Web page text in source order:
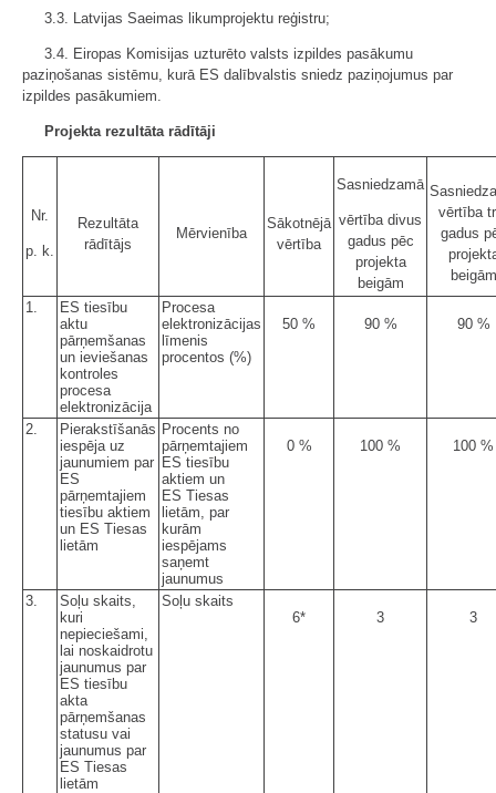
3.3. Latvijas Saeimas likumprojektu reģistru;
3.4. Eiropas Komisijas uzturēto valsts izpildes pasākumu
paziņošanas sistēmu, kurā ES dalībvalstis sniedz paziņojumus par
izpildes pasākumiem.
Projekta rezultāta rādītāji
Nr.
p. k.
Rezultāta
rādītājs
Mērvienība
Sākotnējā
vērtība
Sasniedzamā
vērtība divus
gadus pēc
projekta
beigām
vērtība
gadus
beigām
1.
ES tiesību
aktu
pārņemšanas
un ieviešanas
kontroles
procesa
elektronizācija
Procesa
elektronizācijas
līmenis
procentos (%)
50 % 90 % 90 %
2.
Pierakstīšanās
iespēja uz
jaunumiem par
ES
pārņemtajiem
tiesību aktiem
un ES Tiesas
lietām
Procents no
pārņemtajiem
ES tiesību
aktiem un
ES Tiesas
lietām, par
kurām
iespējams
saņemt
jaunumus
0 % 100 % 100 %
3.
Soļu skaits,
kuri
nepieciešami,
lai noskaidrotu
jaunumus par
ES tiesību
akta
pārņemšanas
statusu vai
jaunumus par
ES Tiesas
lietām
Soļu skaits
6*
3 3